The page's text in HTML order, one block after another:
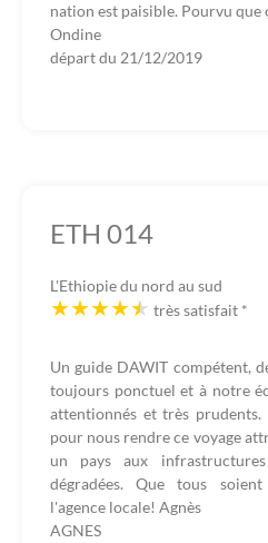
nation est paisible. Pourvu que
Ondine
départ du 21/12/2019
ETH 014
L'Ethiopie du nord au sud
très satisfait *
Un guide DAWIT compétent,
toujours ponctuel et à notre
attentionnés et très
pour nous rendre ce voyage
un pays aux
dégradées. Que tous
l'agence locale! Agnès
AGNES